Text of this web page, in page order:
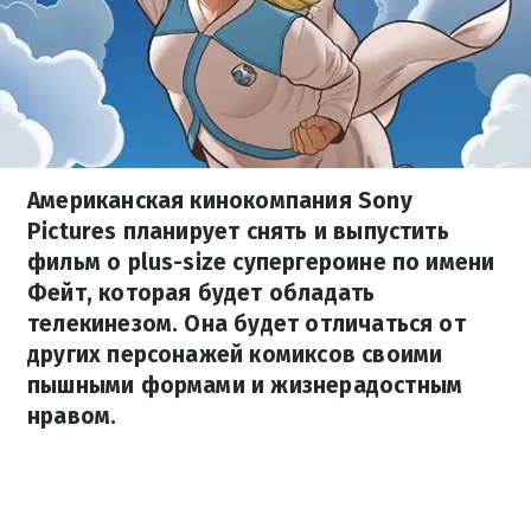
Американская кинокомпания Sony
Pictures планирует снять и выпустить
фильм о plus-size супергероине по имени
Фейт, которая будет обладать
телекинезом. Она будет отличаться от
других персонажей комиксов своими
пышными формами и жизнерадостным
нравом.